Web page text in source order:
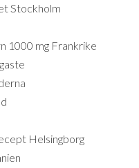
Stockholm
1000 mg Frankrike
Helsingborg